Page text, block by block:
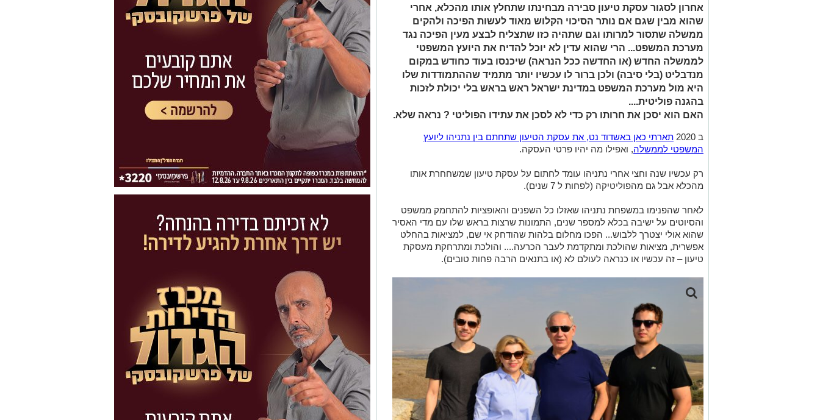
אחרון לסגור עסקת טיעון סבירה מבחינתו שתחלץ אותו מהכלא, אחרי
שהוא מבין שגם אם נותר הסיכוי הקלוש מאוד לעשות הפיכה ולהקים
ממשלה שתסור למרותו וגם שתהיה כזו שתצליח לבצע מעין הפיכה נגד
מערכת המשפט... הרי שהוא עדין לא יוכל להדיח את היועץ המשפטי
לממשלה החדש (או החדשה ככל הנראה) שיכנסו בעוד כחודש במקום
מנדבליט (בלי סיבה) ולכן ברור לו עכשיו יותר מתמיד שההתמודדות שלו
היא מול מערכת המשפט במדינת ישראל ראש בראש בלי יכולת לזכות
בהגנה פוליטית....
האם הוא יסכן את חרותו רק כדי לא לסכן את עתידו הפוליטי ? נראה שלא.
ב 2020
תארתי כאן באשדוד נט, את עסקת הטיעון שתחתם בין נתניהו ליועץ
המשפטי לממשלה, ואפילו מה יהיו פרטי העסקה.
רק עכשיו שנה וחצי אחרי נתניהו עומד לחתום על עסקת טיעון שמשחחרת אותו
מהכלא אבל גם מהפוליטיקה (לפחות ל 7 שנים).
לאחר שהפנימו במשפחת נתניהו שאזלו כל השפנים והאופציות להתחמק ממשפט
והסיוטים על ישיבה בכלא למספר שנים, התמונות שרצות בראש שלו עם מדי האסיר
שהוא אולי יצטרך ללבוש... הפכו מחלום בלהות שהודחק אי שם, למציאות בהחלט
אפשרית, מציאות שהולכת ומתקדמת לעבר הכרעה.... והולכת ומתרחקת מעסקת
טיעון – זה עכשיו או כנראה לעולם לא (או בתנאים הרבה פחות טובים).